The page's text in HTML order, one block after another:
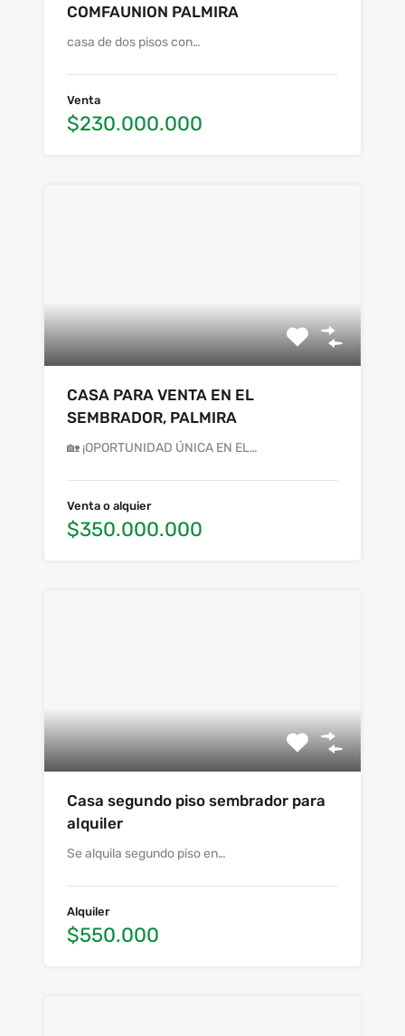
COMFAUNION PALMIRA
casa de dos pisos con…
Venta
$230.000.000
CASA PARA VENTA EN EL
SEMBRADOR, PALMIRA
🏡 ¡OPORTUNIDAD ÚNICA EN EL…
Venta o alquier
$350.000.000
Casa segundo piso sembrador para
alquiler
Se alquila segundo piso en…
Alquiler
$550.000